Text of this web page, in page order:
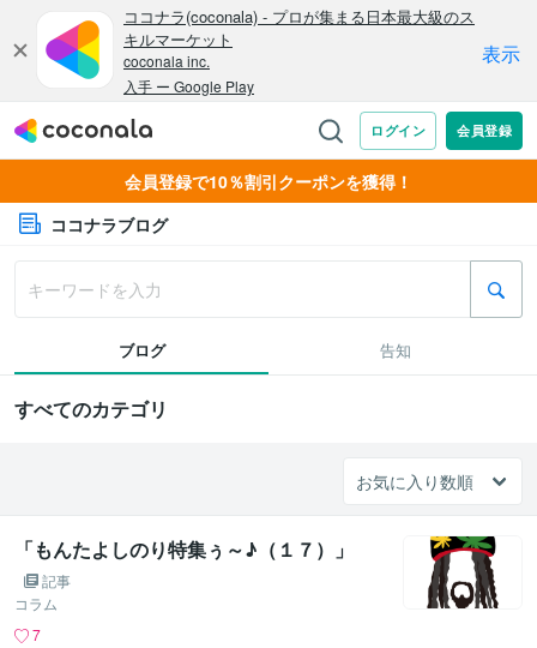
会員登録で10％割引クーポンを獲得！
ココナラブログ
ブログ 告知
すべてのカテゴリ
「もんたよしのり特集ぅ～♪（１７）」
記事
コラム
7